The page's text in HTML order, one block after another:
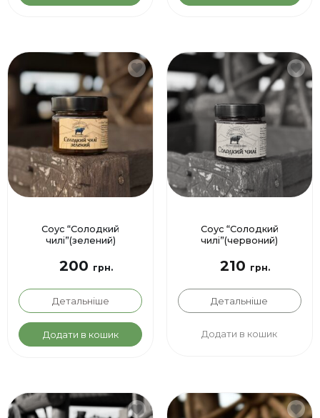
Соус “Солодкий
чилі”(зелений)
200 грн.
Детальніше
Додати в кошик
Соус “Солодкий
чилі”(червоний)
210 грн.
Детальніше
Додати в кошик